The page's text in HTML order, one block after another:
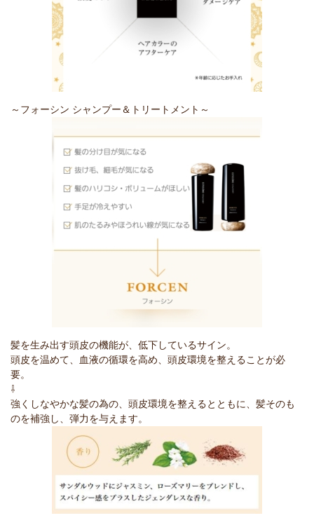
～フォーシン シャンプー＆トリートメント～
髪を生み出す頭皮の機能が、低下しているサイン。
頭皮を温めて、血液の循環を高め、頭皮環境を整えることが必
要。
⇩
強くしなやかな髪の為の、頭皮環境を整えるとともに、髪そのも
のを補強し、弾力を与えます。